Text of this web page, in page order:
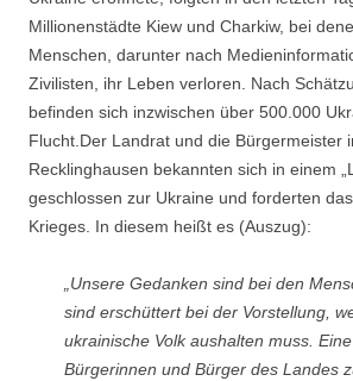
Millionenstädte Kiew und Charkiw, bei
Menschen, darunter nach
Zivilisten, ihr Leben verloren. Nach
befinden sich inzwischen über 500.000
Flucht.Der Landrat und die Bürgermeister
Recklinghausen bekannten sich in einem
geschlossen zur Ukraine und forderten
Krieges. In diesem heißt es (Auszug):
„Unsere Gedanken sind bei den
sind erschüttert bei der Vorstellung,
ukrainische Volk aushalten muss.
Bürgerinnen und Bürger des Landes